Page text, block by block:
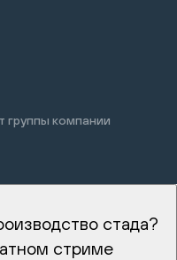
группы компании
стада?
стриме